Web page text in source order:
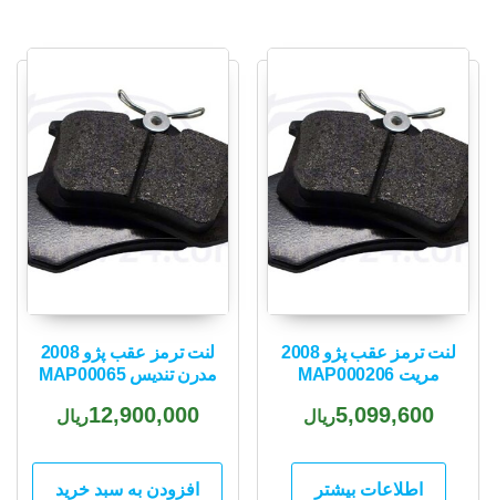
لنت ترمز عقب پژو 2008
مریت MAP000206
5,099,600ریال
اطلاعات بیشتر
لنت ترمز عقب پژو 2008
مدرن تندیس MAP00065
12,900,000ریال
افزودن به سبد خرید